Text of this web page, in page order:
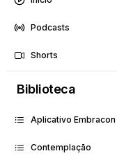
Podcasts
Shorts
Biblioteca
Aplicativo Embracon
Contemplação